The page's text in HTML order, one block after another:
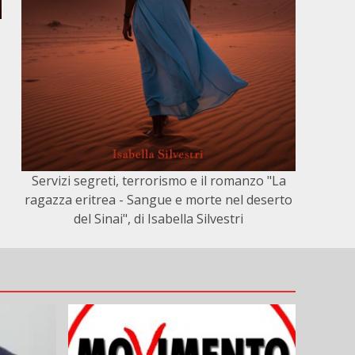
Servizi segreti, terrorismo e il romanzo "La
ragazza eritrea - Sangue e morte nel deserto
del Sinai", di Isabella Silvestri